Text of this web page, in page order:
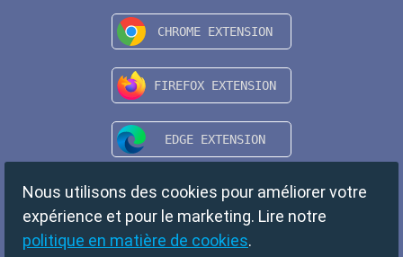
Nous utilisons des cookies pour améliorer votre
expérience et pour le marketing. Lire notre
politique en matière de cookies.